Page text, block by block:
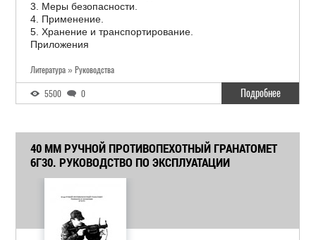
3. Меры безопасности.
4. Применение.
5. Хранение и транспортирование.
Приложения
Литература » Руководства
5500 0 Подробнее
40 ММ РУЧНОЙ ПРОТИВОПЕХОТНЫЙ ГРАНАТОМЕТ
6Г30. РУКОВОДСТВО ПО ЭКСПЛУАТАЦИИ